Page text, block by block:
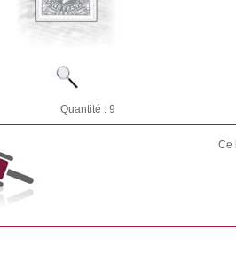
Quantité : 9
Ce